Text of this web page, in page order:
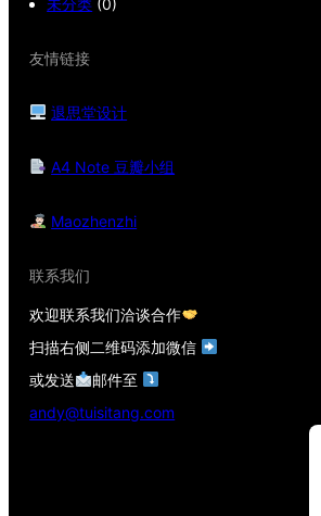
友情链接
退思堂设计
A4 Note 豆瓣小组
Maozhenzhi
联系我们
欢迎联系我们洽谈合作
扫描右侧二维码添加微信
或发送
邮件至
andy@tuisitang.com